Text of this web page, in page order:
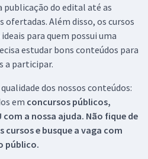
publicação do edital até as
ofertadas. Além disso, os cursos
para quem possui uma
estudar bons conteúdos para
a participar.
dos nossos conteúdos:
em concursos públicos,
com a nossa ajuda. Não fique de
cursos e busque a vaga com
público.